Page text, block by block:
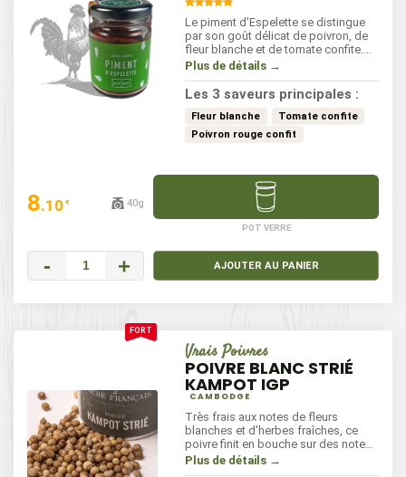
Le piment d'Espelette se distingue
par son goût délicat de poivron, de
fleur blanche et de tomate confite.
Légèrement fumé, il apporte une
du Pays Basque, il rehausse les
saveurs sans être trop piquant. Idéal
pour assaisonner vos viandes,
poissons ou légumes, ce piment
dans vos sauces, salades, et plats
cuisinés pour un parfum
Plus de détails →
Les 3 saveurs principales :
Fleur blanche
Tomate confite
Poivron rouge confit
8.10 € 40g
POT VERRE
- + AJOUTER AU PANIER
Vrais Poivres
POIVRE BLANC STRIÉ
KAMPOT IGP
CAMBODGE
Très frais aux notes de fleurs
blanches et d'herbes fraîches, ce
poivre finit en bouche sur des notes
boisées de cèdre et de réglisse.
Plus de détails →